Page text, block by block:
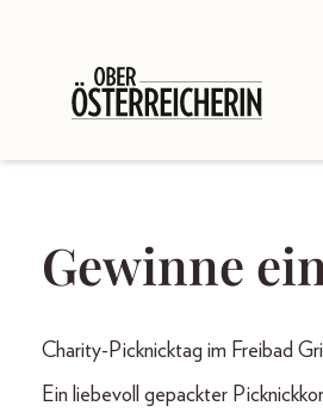
Gewinne
Charity-Picknicktag im Freibad
Ein liebevoll gepackter